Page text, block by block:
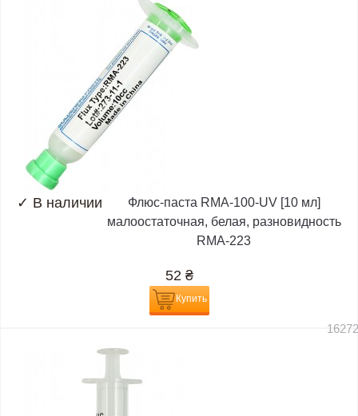
✓ В наличии
Флюс-паста RMA-100-UV [10 мл]
малоостаточная, белая, разновидность
RMA-223
52 ₴
Купить